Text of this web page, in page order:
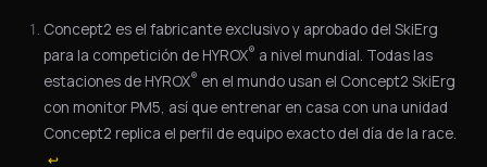
Concept2 es el fabricante exclusivo y aprobado del SkiErg
para la competición de HYROX® a nivel mundial. Todas las
estaciones de HYROX® en el mundo usan el Concept2 SkiErg
con monitor PM5, así que entrenar en casa con una unidad
Concept2 replica el perfil de equipo exacto del día de la race.
↩